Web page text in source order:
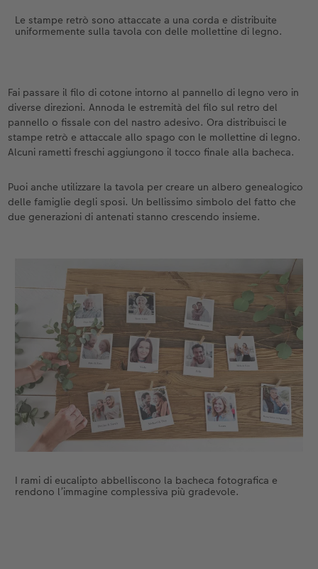
Le stampe retrò sono attaccate a una corda e distribuite
uniformemente sulla tavola con delle mollettine di legno.
Fai passare il filo di cotone intorno al pannello di legno vero in
diverse direzioni. Annoda le estremità del filo sul retro del
pannello o fissale con del nastro adesivo. Ora distribuisci le
stampe retrò e attaccale allo spago con le mollettine di legno.
Alcuni rametti freschi aggiungono il tocco finale alla bacheca.
Puoi anche utilizzare la tavola per creare un albero genealogico
delle famiglie degli sposi. Un bellissimo simbolo del fatto che
due generazioni di antenati stanno crescendo insieme.
I rami di eucalipto abbelliscono la bacheca fotografica e
rendono l’immagine complessiva più gradevole.